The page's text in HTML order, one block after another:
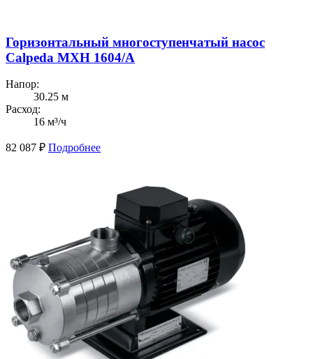
Горизонтальный многоступенчатый насос
Calpeda MXH 1604/A
Напор:
30.25 м
Расход:
16 м³/ч
82 087 ₽ Подробнее